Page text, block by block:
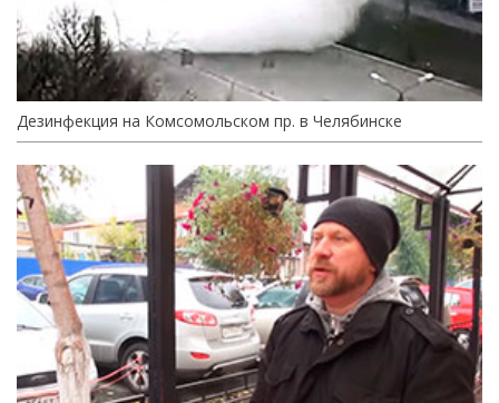
Дезинфекция на Комсомольском пр. в Челябинске